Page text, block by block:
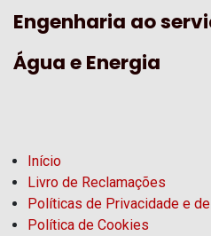
Engenharia ao
Água e Energia
Início
Livro de Reclamações
Políticas de Privacidade e
Política de Cookies